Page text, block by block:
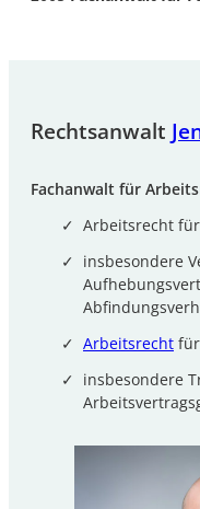
Rechtsanwalt
Fachanwalt für
Arbeitsrecht
insbesondere
Arbeitsrecht
insbesondere